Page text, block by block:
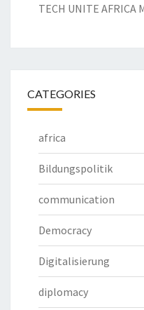
TECH UNITE AFRICA
CATEGORIES
africa
Bildungspolitik
communication
Democracy
Digitalisierung
diplomacy